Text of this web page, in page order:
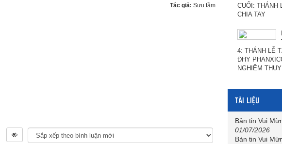
Tác giả: Sưu tầm
CUỐI: THÁNH
CHIA TAY
4: THÁNH LỄ
ĐHY
NGHIỆM
TÀI LIỆU
Bản tin Vui
01/07/2026
Bản tin Vui